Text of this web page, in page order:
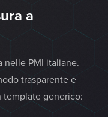
a
nelle PMI italiane.
trasparente e
template generico: